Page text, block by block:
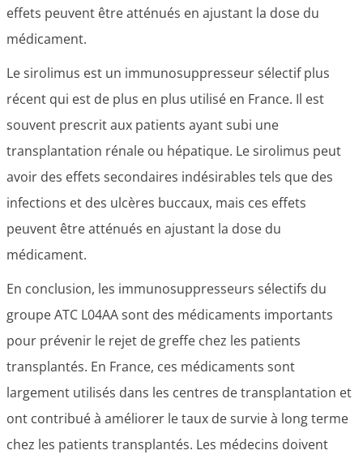
effets peuvent être atténués en ajustant la dose du
médicament.
Le sirolimus est un immunosuppresseur sélectif plus
récent qui est de plus en plus utilisé en France. Il est
souvent prescrit aux patients ayant subi une
transplantation rénale ou hépatique. Le sirolimus peut
avoir des effets secondaires indésirables tels que des
infections et des ulcères buccaux, mais ces effets
peuvent être atténués en ajustant la dose du
médicament.
En conclusion, les immunosuppresseurs sélectifs du
groupe ATC L04AA sont des médicaments importants
pour prévenir le rejet de greffe chez les patients
transplantés. En France, ces médicaments sont
largement utilisés dans les centres de transplantation et
ont contribué à améliorer le taux de survie à long terme
chez les patients transplantés. Les médecins doivent